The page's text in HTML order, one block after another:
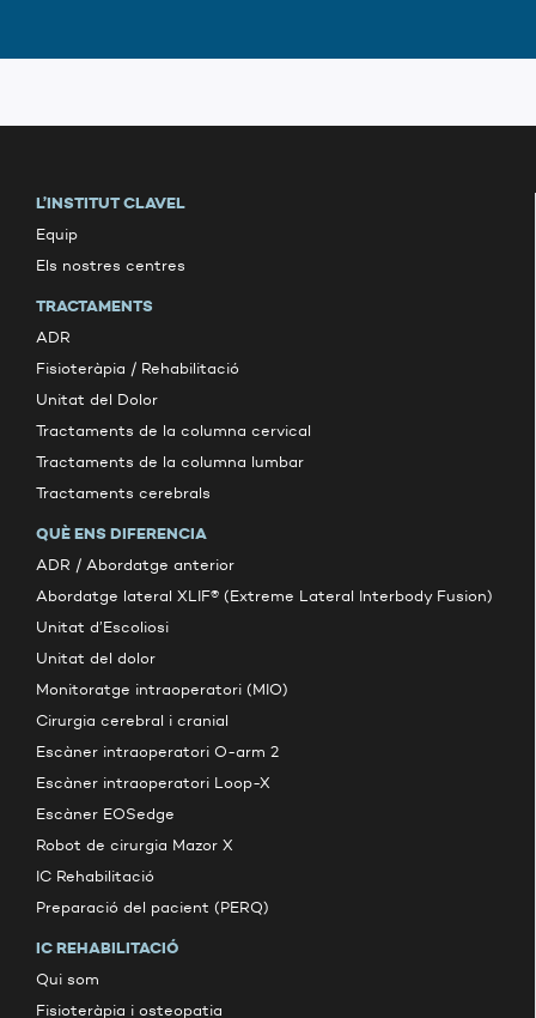
L’INSTITUT CLAVEL
Equip
Els nostres centres
TRACTAMENTS
ADR
Fisioteràpia / Rehabilitació
Unitat del Dolor
Tractaments de la columna cervical
Tractaments de la columna lumbar
Tractaments cerebrals
QUÈ ENS DIFERENCIA
ADR / Abordatge anterior
Abordatge lateral XLIF® (Extreme Lateral Interbody Fusion)
Unitat d’Escoliosi
Unitat del dolor
Monitoratge intraoperatori (MIO)
Cirurgia cerebral i cranial
Escàner intraoperatori O-arm 2
Escàner intraoperatori Loop-X
Escàner EOSedge
Robot de cirurgia Mazor X
IC Rehabilitació
Preparació del pacient (PERQ)
IC REHABILITACIÓ
Qui som
Fisioteràpia i osteopatia